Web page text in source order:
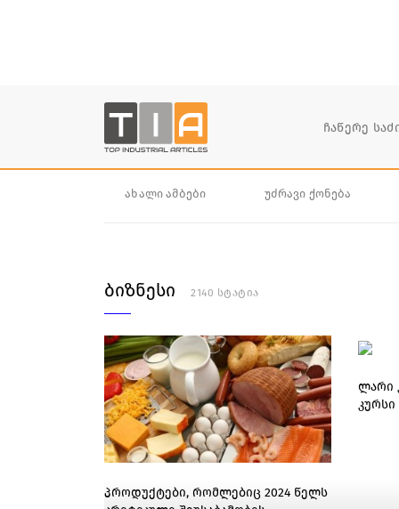
ახალი ამბები უძრავი ქონება
ბიზნესი 2140 სტატია
პროდუქტები, რომლებიც 2024 წელს
ლარი
კურსი